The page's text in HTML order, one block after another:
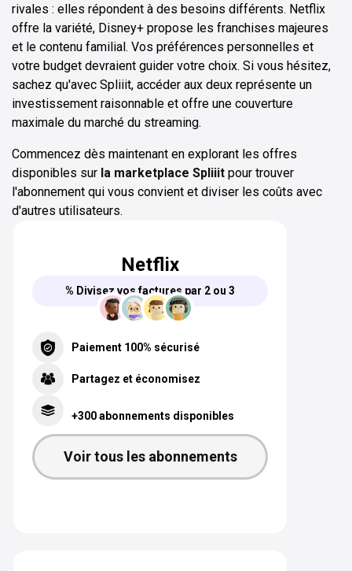
rivales : elles répondent à des besoins différents. Netflix
offre la variété, Disney+ propose les franchises majeures
et le contenu familial. Vos préférences personnelles et
votre budget devraient guider votre choix. Si vous hésitez,
sachez qu'avec Spliiit, accéder aux deux représente un
investissement raisonnable et offre une couverture
maximale du marché du streaming.
Commencez dès maintenant en explorant les offres
disponibles sur la marketplace Spliiit pour trouver
l'abonnement qui vous convient et diviser les coûts avec
d'autres utilisateurs.
Netflix
% Divisez vos factures par 2 ou 3
Paiement 100% sécurisé
Partagez et économisez
+300 abonnements disponibles
Voir tous les abonnements